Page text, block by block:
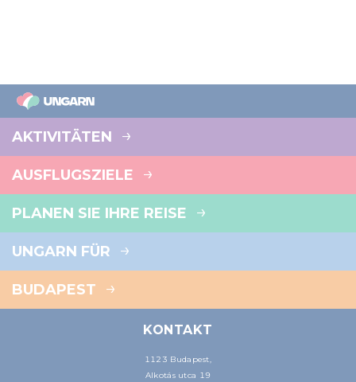
AKTIVITÄTEN
AUSFLUGSZIELE
PLANEN SIE IHRE REISE
UNGARN FÜR
BUDAPEST
KONTAKT
1123 Budapest,
Alkotás utca 19